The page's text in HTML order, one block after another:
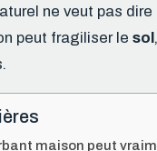
ne veut pas
peut fragiliser le sol
maison peut